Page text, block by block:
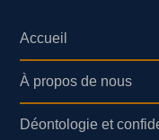
Accueil
À propos de nous
Déontologie et